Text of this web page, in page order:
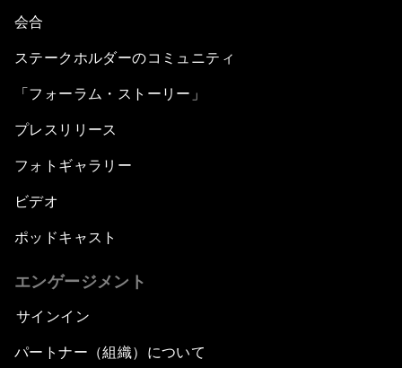
会合
ステークホルダーのコミュニティ
「フォーラム・ストーリー」
プレスリリース
フォトギャラリー
ビデオ
ポッドキャスト
エンゲージメント
サインイン
パートナー（組織）について